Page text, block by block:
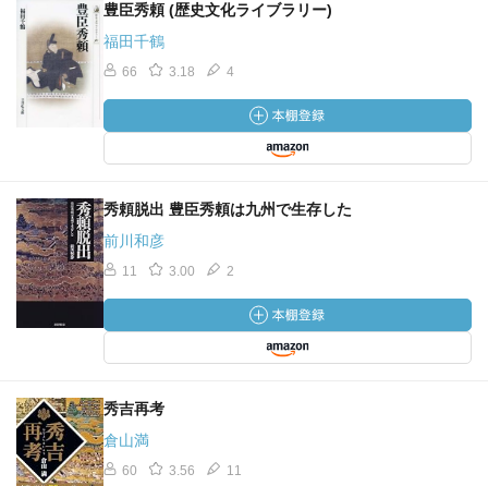
豊臣秀頼 (歴史文化ライブラリー)
福田千鶴
66 3.18 4
秀頼脱出 豊臣秀頼は九州で生存した
前川和彦
11 3.00 2
秀吉再考
倉山満
60 3.56 11